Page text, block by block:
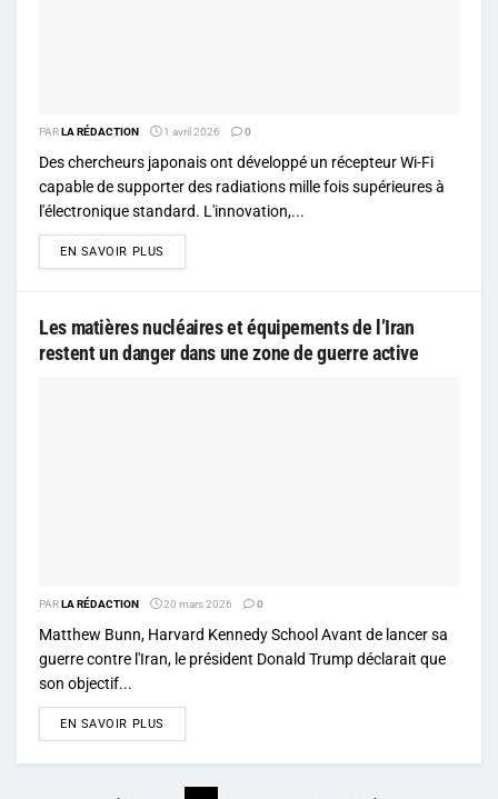
PARLA RÉDACTION 1 avril 2026 0
Des chercheurs japonais ont développé un récepteur Wi-Fi
capable de supporter des radiations mille fois supérieures à
l'électronique standard. L'innovation,...
EN SAVOIR PLUS
Les matières nucléaires et équipements de l’Iran
restent un danger dans une zone de guerre active
PARLA RÉDACTION 20 mars 2026 0
Matthew Bunn, Harvard Kennedy School Avant de lancer sa
guerre contre l'Iran, le président Donald Trump déclarait que
son objectif...
EN SAVOIR PLUS